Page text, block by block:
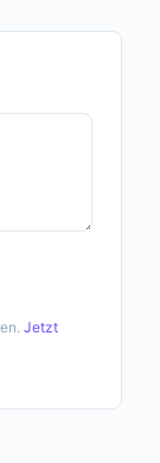
Jetzt